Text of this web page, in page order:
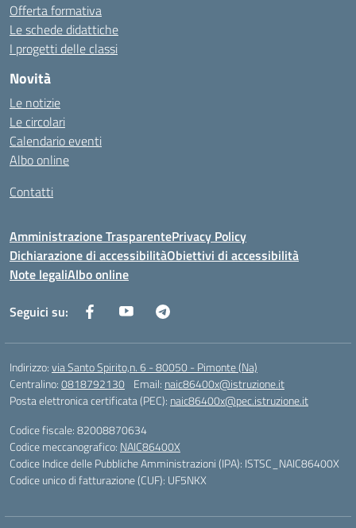
Offerta formativa
Le schede didattiche
I progetti delle classi
Novità
Le notizie
Le circolari
Calendario eventi
Albo online
Contatti
Amministrazione TrasparentePrivacy Policy
Dichiarazione di accessibilitàObiettivi di accessibilità
Note legaliAlbo online
Seguici su:
Indirizzo:via Santo Spirito,n. 6 - 80050 - Pimonte (Na)
Centralino:0818792130 Email: naic86400x@istruzione.it
Posta elettronica certificata (PEC): naic86400x@pec.istruzione.it
Codice fiscale: 82008870634
Codice meccanografico: NAIC86400X
Codice Indice delle Pubbliche Amministrazioni (IPA): ISTSC_NAIC86400X
Codice unico di fatturazione (CUF): UF5NKX